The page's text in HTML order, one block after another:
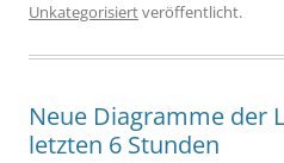
Unkategorisiertveröffentlicht.
Neue Diagramme der
letzten 6 Stunden